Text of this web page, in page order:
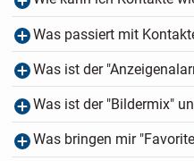
Was passiert mit
Was ist der
Was ist der "Bildermix"
Was bringen mir